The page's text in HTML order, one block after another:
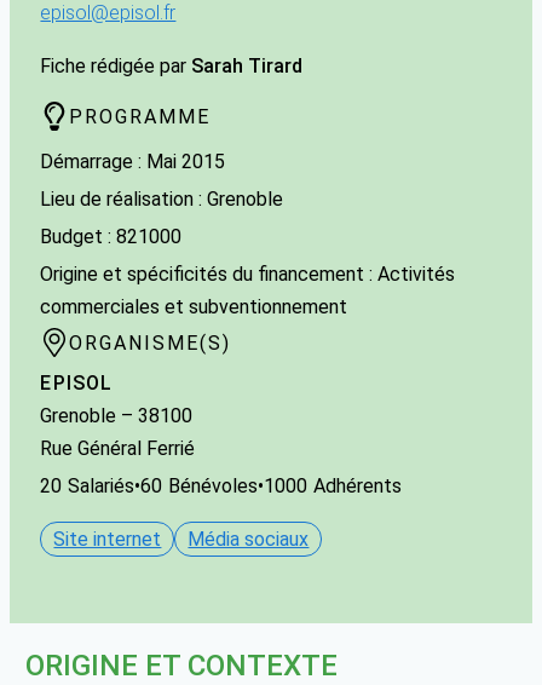
episol@episol.fr
Fiche rédigée par Sarah Tirard
PROGRAMME
Démarrage : Mai 2015
Lieu de réalisation : Grenoble
Budget : 821000
Origine et spécificités du financement : Activités
commerciales et subventionnement
ORGANISME(S)
EPISOL
Grenoble – 38100
Rue Général Ferrié
20 Salariés•60 Bénévoles•1000 Adhérents
Site internet Média sociaux
ORIGINE ET CONTEXTE